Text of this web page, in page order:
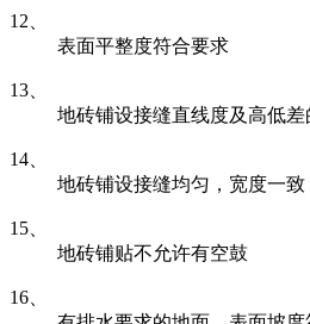
12、
表面平整度符合要求
13、
地砖铺设接缝直线度及高低
14、
地砖铺设接缝均匀，宽度一致
15、
地砖铺贴不允许有空鼓
16、